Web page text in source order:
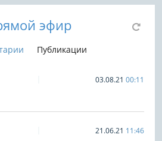
эфир
Публикации
03.08.21 00:11
21.06.21 11:46